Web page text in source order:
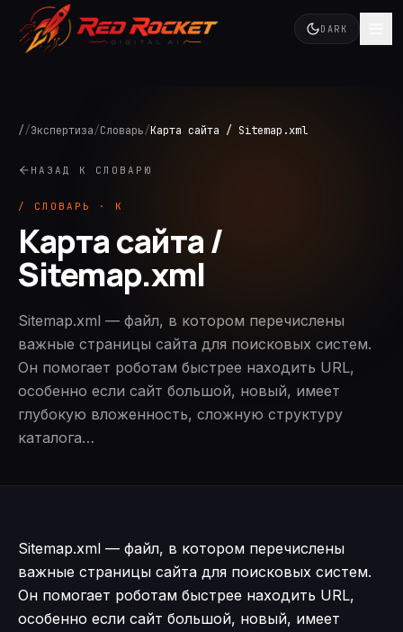
DARK
//Экспертиза/Словарь/Карта сайта / Sitemap.xml
НАЗАД К СЛОВАРЮ
/ СЛОВАРЬ · К
Карта сайта /
Sitemap.xml
Sitemap.xml — файл, в котором перечислены
важные страницы сайта для поисковых систем.
Он помогает роботам быстрее находить URL,
особенно если сайт большой, новый, имеет
глубокую вложенность, сложную структуру
каталога…
Sitemap.xml — файл, в котором перечислены
важные страницы сайта для поисковых систем.
Он помогает роботам быстрее находить URL,
особенно если сайт большой, новый, имеет